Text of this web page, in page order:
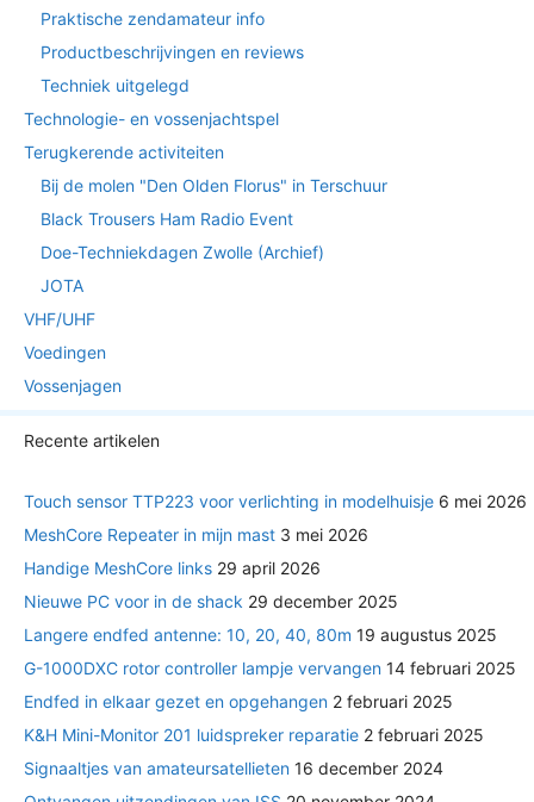
Praktische zendamateur info
Productbeschrijvingen en reviews
Techniek uitgelegd
Technologie- en vossenjachtspel
Terugkerende activiteiten
Bij de molen "Den Olden Florus" in Terschuur
Black Trousers Ham Radio Event
Doe-Techniekdagen Zwolle (Archief)
JOTA
VHF/UHF
Voedingen
Vossenjagen
Recente artikelen
Touch sensor TTP223 voor verlichting in modelhuisje 6 mei 2026
MeshCore Repeater in mijn mast 3 mei 2026
Handige MeshCore links 29 april 2026
Nieuwe PC voor in de shack 29 december 2025
Langere endfed antenne: 10, 20, 40, 80m 19 augustus 2025
G-1000DXC rotor controller lampje vervangen 14 februari 2025
Endfed in elkaar gezet en opgehangen 2 februari 2025
K&H Mini-Monitor 201 luidspreker reparatie 2 februari 2025
Signaaltjes van amateursatellieten 16 december 2024